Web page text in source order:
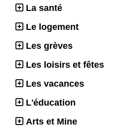
La santé
Le logement
Les grèves
Les loisirs et fêtes
Les vacances
L'éducation
Arts et Mine